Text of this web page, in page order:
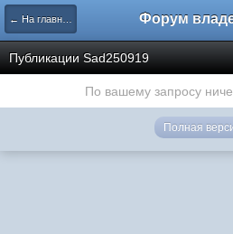
← На главную
Публикации Sad250919
По вашему запросу
Полная